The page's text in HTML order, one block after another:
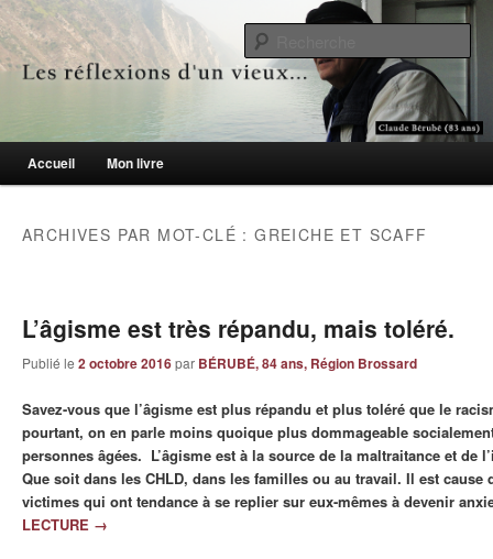
Les réflexions d'un vieux…
Le blogue des aînés de 65 ans et +
Menu principal
Aller au contenu principal
Aller au contenu secondaire
Accueil Mon livre
ARCHIVES PAR MOT-CLÉ :GREICHE ET SCAFF
L’âgisme est très répandu, mais toléré.
Publié le 2 octobre 2016par BÉRUBÉ, 84 ans, Région Brossard
Savez-vous que l’âgisme est plus répandu et plus toléré que le
pourtant, on en parle moins quoique plus dommageable
personnes âgées. L’âgisme est à la source de la maltraitance et de
Que soit dans les CHLD, dans les familles ou au travail. Il est cause
victimes qui ont tendance à se replier sur eux-mêmes à devenir
LECTURE →